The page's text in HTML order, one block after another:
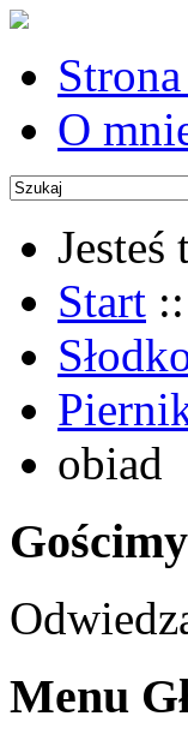
O
Jesteś
Start ::
obiad
Gościmy
Menu